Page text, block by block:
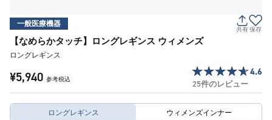
一般医療機器
共有保存
【なめらかタッチ】ロングレギンス ウィメンズ
ロングレギンス
¥5,940 参考税込
4.6
25件のレビュー
ロングレギンス ウィメンズインナー